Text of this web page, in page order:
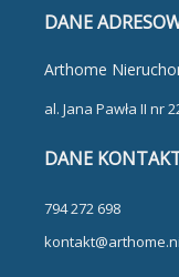
DANE
Arthome
al. Jana Pawła II nr
DANE
794 272 698